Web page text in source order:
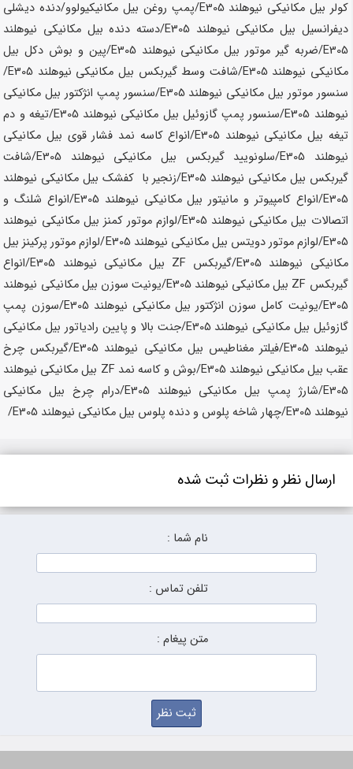
ارسال نظر و نظرات ثبت شده
نام شما :
تلفن تماس :
متن پیغام :